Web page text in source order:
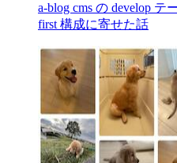
a-blog cms の develop テ
first 構成に寄せた話